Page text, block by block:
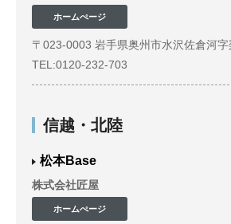
ホームぺージ
〒023-0003 岩手県奥州市水沢佐倉河字
TEL:0120-232-703
信越・北陸
松本Base
株式会社匠屋
ホームぺージ